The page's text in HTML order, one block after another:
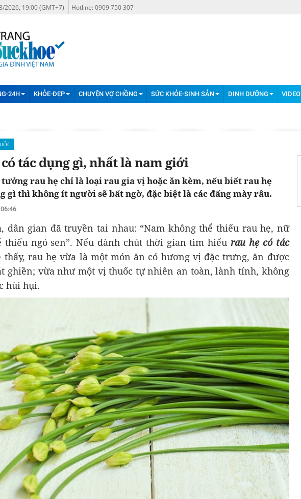
2026, 19:00 (GMT+7) Hotline: 0909 750 307
24H KHỎE-ĐẸP CHUYỆN VỢ CHỒNG SỨC KHỎE-SINH SẢN DINH DƯỠNG VIDEO
tác dụng gì, nhất là nam giới
rau hẹ chỉ là loại rau gia vị hoặc ăn kèm, nếu biết rau hẹ
gì thì không ít người sẽ bất ngờ, đặc biệt là các đấng mày râu.
dân gian đã truyền tai nhau: “Nam không thể thiếu rau hẹ, nữ
thiếu ngó sen”. Nếu dành chút thời gian tìm hiểurau hẹ có tác
thấy, rau hẹ vừa là một món ăn có hương vị đặc trưng, ăn được
ghiền; vừa như một vị thuốc tự nhiên an toàn, lành tính, không
hùi hụi.